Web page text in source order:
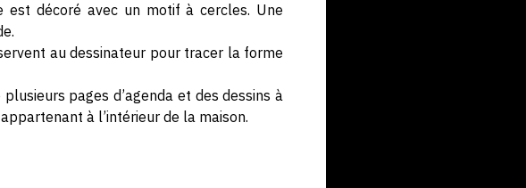
est décoré avec un motif à cercles. Une
au dessinateur pour tracer la forme
pages d’agenda et des dessins à
à l’intérieur de la maison.